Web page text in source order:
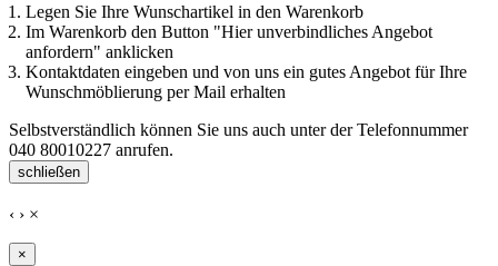
Legen Sie Ihre Wunschartikel in den Warenkorb
Im Warenkorb den Button "Hier unverbindliches Angebot
anfordern" anklicken
Kontaktdaten eingeben und von uns ein gutes Angebot für Ihre
Wunschmöblierung per Mail erhalten
Selbstverständlich können Sie uns auch unter der Telefonnummer
040 80010227 anrufen.
schließen
‹ › ×
×